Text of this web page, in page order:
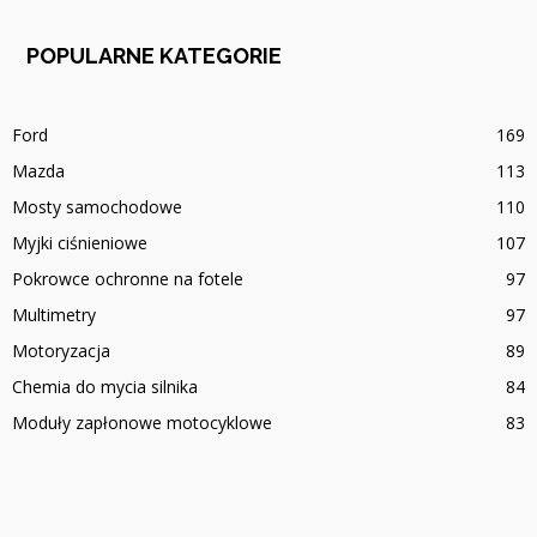
POPULARNE KATEGORIE
Ford
169
Mazda
113
Mosty samochodowe
110
Myjki ciśnieniowe
107
Pokrowce ochronne na fotele
97
Multimetry
97
Motoryzacja
89
Chemia do mycia silnika
84
Moduły zapłonowe motocyklowe
83